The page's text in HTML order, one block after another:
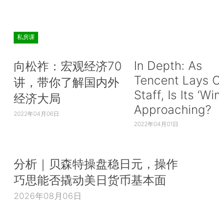
私房课
向松祚：宏观经济70
讲，带你了解国内外
经济大局
2022年04月06日
In Depth: As
Tencent Lays
Staff, Is Its
Approaching?
2022年04月01日
分析｜贝森特操盘稳日元，操作
巧思能否撬动美日货币基本面
2026年08月06日